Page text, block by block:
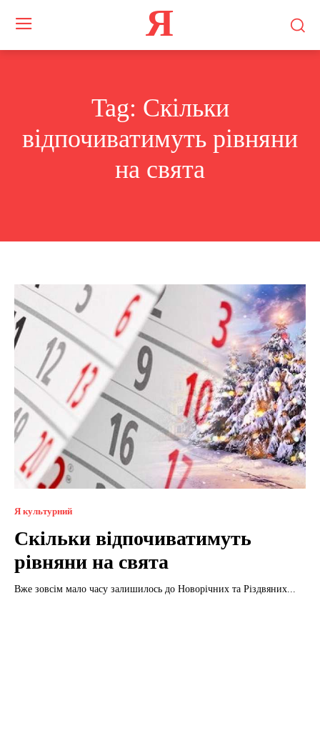
Я
Tag: Скільки
відпочиватимуть рівняни
на свята
Я культурний
Скільки відпочиватимуть
рівняни на свята
Вже зовсім мало часу залишилось до Новорічних та Різдвяних...